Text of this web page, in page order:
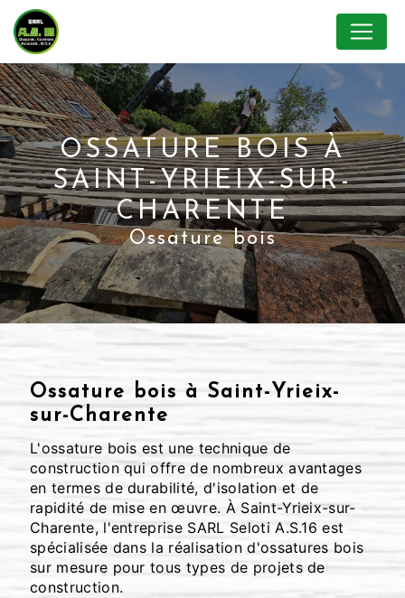
OSSATURE BOIS À
SAINT-YRIEIX-SUR-
CHARENTE
Ossature bois
Ossature bois à Saint-Yrieix-
sur-Charente
L'ossature bois est une technique de
construction qui offre de nombreux avantages
en termes de durabilité, d'isolation et de
rapidité de mise en œuvre. À Saint-Yrieix-sur-
Charente, l'entreprise SARL Seloti A.S.16 est
spécialisée dans la réalisation d'ossatures bois
sur mesure pour tous types de projets de
construction.
Panneau de gestion des cookies